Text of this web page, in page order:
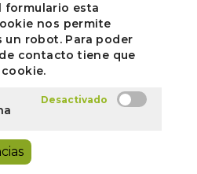
esta
nos permite
un robot. Para poder
contacto tiene que